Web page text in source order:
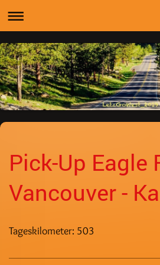
Pick-Up Eagle
Vancouver -
Tageskilometer: 503